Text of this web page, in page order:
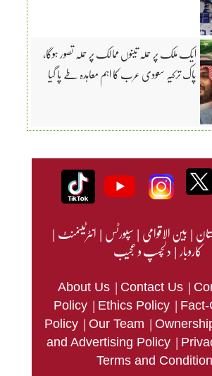
ایک ملک پر حملہ تینوں ممالک پر حملہ تصور ہوگا،
پاک ترکیہ سعودی عرب کا اہم معاہدہ طے پا گیا
|بین الاقوامی|سپورٹس|انٹرٹینمنٹ|
کاروبار|دلچسپ و عجیب
About Us | Contact Us |
Policy | Ethics Policy |
Policy | Our Team |
and Advertising Policy |
Terms and